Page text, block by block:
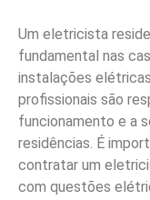
Um eletricista
fundamental nas
instalações
profissionais são
funcionamento e a
residências. É
contratar um
com questões